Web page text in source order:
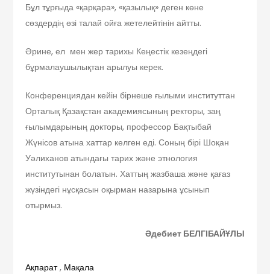
Бұл тұрғыда «қарқара», «қазылық» деген көне
сөздердің өзі талай ойға жетелейтінін айтты.
Әрине, ел мен жер тарихы Кеңестік кезеңдегі
бұрмалаушылықтан арылуы керек.
Конференциядан кейін бірнеше ғылыми институттан
Орталық Қазақстан академиясының ректоры, заң
ғылымдарының докторы, профессор Бақтыбай
Жүнісов атына хаттар келген еді. Соның бірі Шоқан
Уәлиханов атындағы тарих және этнология
институтынан болатын. Хаттың жазбаша және қағаз
жүзіндегі нұсқасын оқырман назарына ұсынып
отырмыз.
Әдебиет БЕЛГІБАЙҰЛЫ
Ақпарат, Мақала